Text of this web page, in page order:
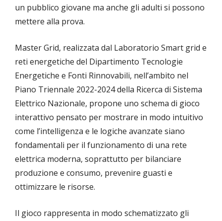
un pubblico giovane ma anche gli adulti si possono
mettere alla prova.
Master Grid, realizzata dal Laboratorio Smart grid e
reti energetiche del Dipartimento Tecnologie
Energetiche e Fonti Rinnovabili, nell’ambito nel
Piano Triennale 2022-2024 della Ricerca di Sistema
Elettrico Nazionale, propone uno schema di gioco
interattivo pensato per mostrare in modo intuitivo
come l’intelligenza e le logiche avanzate siano
fondamentali per il funzionamento di una rete
elettrica moderna, soprattutto per bilanciare
produzione e consumo, prevenire guasti e
ottimizzare le risorse.
Il gioco rappresenta in modo schematizzato gli